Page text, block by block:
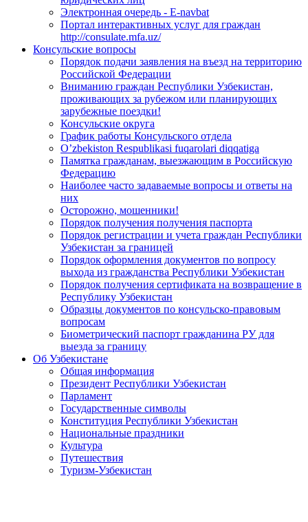
Электронная очередь - E-navbat
Портал интерактивных услуг для граждан
http://consulate.mfa.uz/
Консульские вопросы
Порядок подачи заявления на въезд на территорию
Российской Федерации
Вниманию граждан Республики Узбекистан,
проживающих за рубежом или планирующих
зарубежные поездки!
Консульские округа
График работы Консульского отдела
O’zbekiston Respublikasi fuqarolari diqqatiga
Памятка гражданам, выезжающим в Российскую
Федерацию
Наиболее часто задаваемые вопросы и ответы на
них
Осторожно, мошенники!
Порядок получения получения паспорта
Порядок регистрации и учета граждан Республики
Узбекистан за границей
Порядок оформления документов по вопросу
выхода из гражданства Республики Узбекистан
Порядок получения сертификата на возвращение в
Республику Узбекистан
Образцы документов по консульско-правовым
вопросам
Биометрический паспорт гражданина РУ для
выезда за границу
Об Узбекистане
Общая информация
Президент Республики Узбекистан
Парламент
Государственные символы
Конституция Республики Узбекистан
Национальные праздники
Культура
Путешествия
Туризм-Узбекистан